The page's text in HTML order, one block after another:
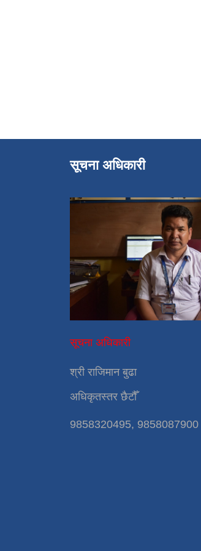
सूचना अधिकारी
सूचना अधिकारी
श्री राजिमान बुढा
अधिकृतस्तर छैटौँ
9858320495, 9858087900